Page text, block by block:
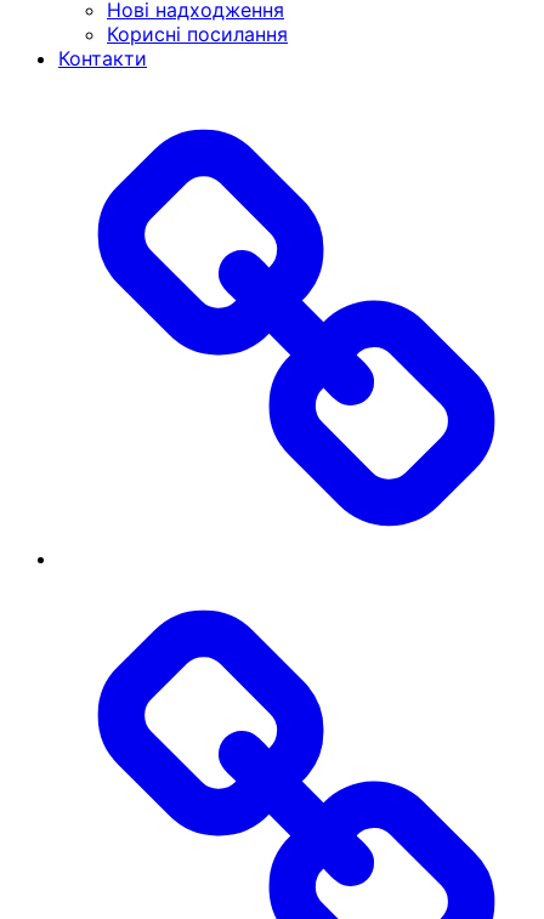
Нові надходження
Корисні посилання
Контакти